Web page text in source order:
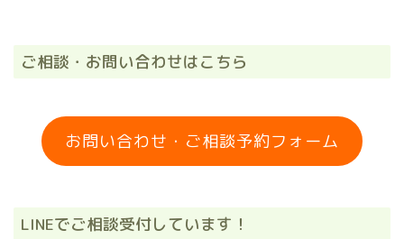
ご相談・お問い合わせはこちら
お問い合わせ・ご相談予約フォーム
LINEでご相談受付しています！